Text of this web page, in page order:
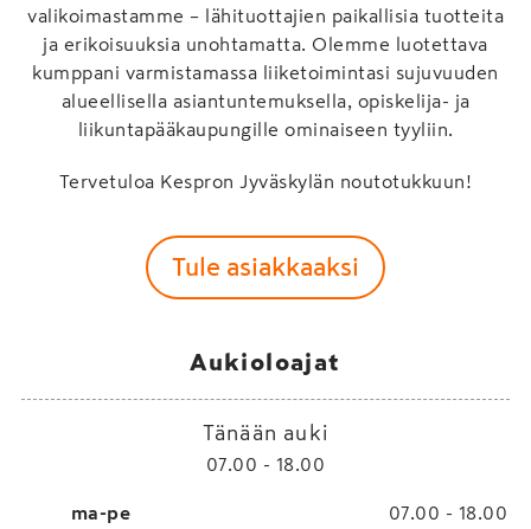
valikoimastamme – lähituottajien paikallisia tuotteita
ja erikoisuuksia unohtamatta. Olemme luotettava
kumppani varmistamassa liiketoimintasi sujuvuuden
alueellisella asiantuntemuksella, opiskelija- ja
liikuntapääkaupungille ominaiseen tyyliin.
Tervetuloa Kespron Jyväskylän noutotukkuun!
Tule asiakkaaksi
Aukioloajat
Tänään auki
07.00 - 18.00
ma-pe
07.00 - 18.00